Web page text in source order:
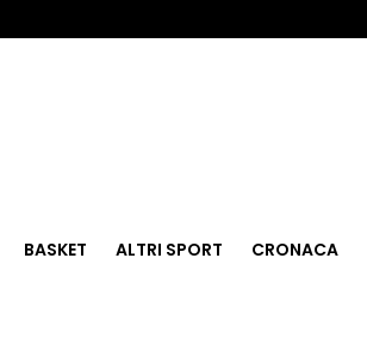
BASKET ALTRI SPORT CRONACA